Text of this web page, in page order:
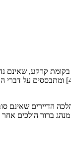
המתגוררים בקומת
רוב הדעות נוטים לחייב את בעל קומת
הדיירים
ברור הולכים אחר